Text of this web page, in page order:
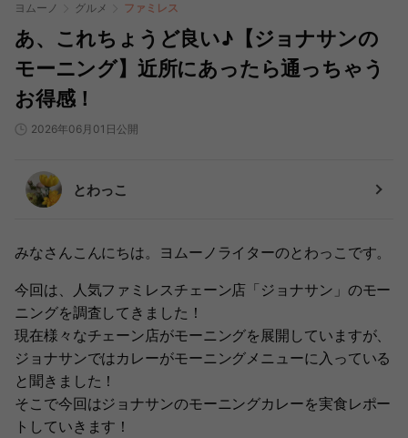
ヨムーノ グルメ ファミレス
あ、これちょうど良い♪【ジョナサンの
モーニング】近所にあったら通っちゃう
お得感！
2026年06月01日公開
とわっこ
みなさんこんにちは。ヨムーノライターのとわっこです。
今回は、人気ファミレスチェーン店「ジョナサン」のモー
ニングを調査してきました！
現在様々なチェーン店がモーニングを展開していますが、
ジョナサンではカレーがモーニングメニューに入っている
と聞きました！
そこで今回はジョナサンのモーニングカレーを実食レポー
トしていきます！